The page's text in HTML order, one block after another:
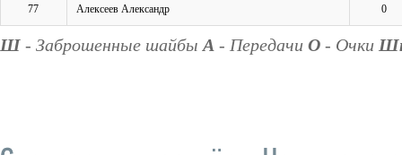
77 Алексеев Александр 0
Ш - Заброшенные шайбы А - Передачи О - Очки